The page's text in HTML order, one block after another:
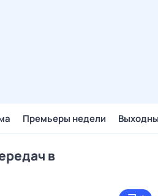
Премьеры недели
в